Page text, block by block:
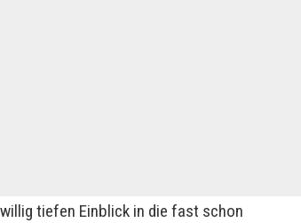
tiefen Einblick in die fast schon